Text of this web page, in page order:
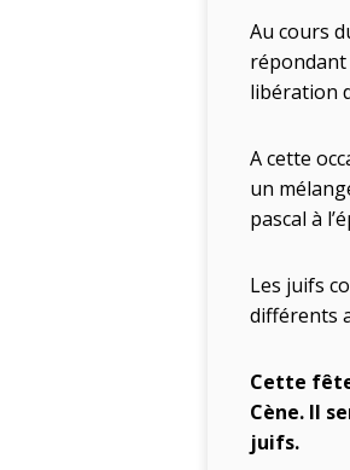
Au cours
répondant
libération
A cette
un
pascal à
Les juifs
différents
Cette
Cène. Il
juifs.